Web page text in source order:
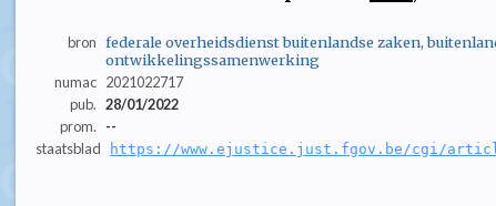
bron federale overheidsdienst buitenlandse zaken,
ontwikkelingssamenwerking
numac 2021022717
pub. 28/01/2022
prom.
--
staatsblad
https://www.ejustice.just.fgov.be/cgi/